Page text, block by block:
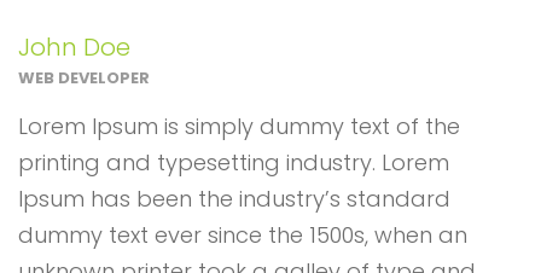
John Doe
WEB DEVELOPER
Lorem Ipsum is simply dummy text of the
printing and typesetting industry. Lorem
Ipsum has been the industry’s standard
dummy text ever since the 1500s, when an